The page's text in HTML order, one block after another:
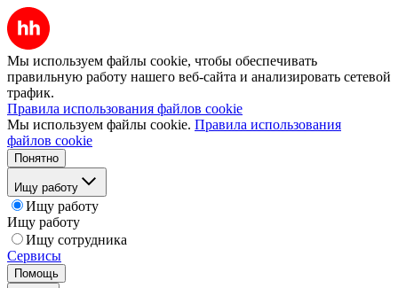
Мы используем файлы cookie, чтобы обеспечивать
правильную работу нашего веб-сайта и анализировать сетевой
трафик.
Правила использования файлов cookie
Мы используем файлы cookie. Правила использования
файлов cookie
Понятно
Ищу работу
Ищу работу
Ищу работу
Ищу сотрудника
Сервисы
Помощь